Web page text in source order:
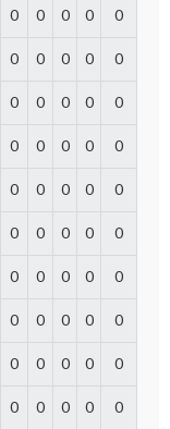
0 0 0 0 0
0 0 0 0 0
0 0 0 0 0
0 0 0 0 0
0 0 0 0 0
0 0 0 0 0
0 0 0 0 0
0 0 0 0 0
0 0 0 0 0
0 0 0 0 0